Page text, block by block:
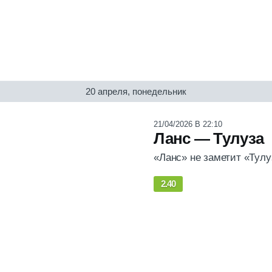
20 апреля, понедельник
21/04/2026 В 22:10
Ланс — Тулуза
«Ланс» не заметит
2.40